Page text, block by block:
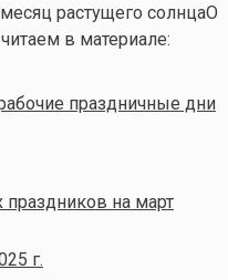
растущего солнцаО
в материале:
праздничные дни
на март
г.